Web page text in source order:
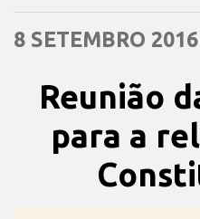
8 SETEMBRO 2016
Reunião
para a